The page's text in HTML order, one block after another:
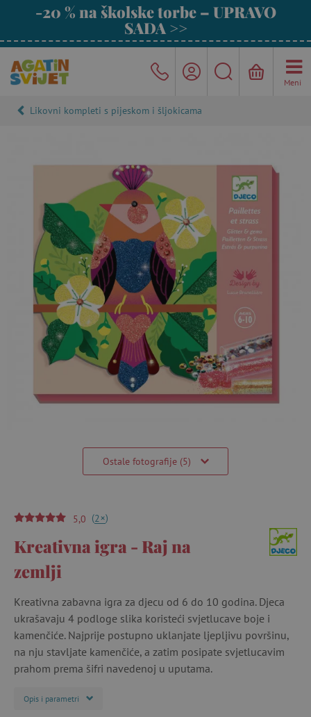
-20 % na školske torbe – UPRAVO
SADA >>
Meni
Likovni kompleti s pijeskom i šljokicama
Ostale fotografije (5)
5,0 (2+)
Kreativna igra - Raj na
zemlji
Kreativna zabavna igra za djecu od 6 do 10 godina. Djeca
ukrašavaju 4 podloge slika koristeći svjetlucave boje i
kamenčiće. Najprije postupno uklanjate ljepljivu površinu,
na nju stavljate kamenčiće, a zatim posipate svjetlucavim
prahom prema šifri navedenoj u uputama.
Opis i parametri